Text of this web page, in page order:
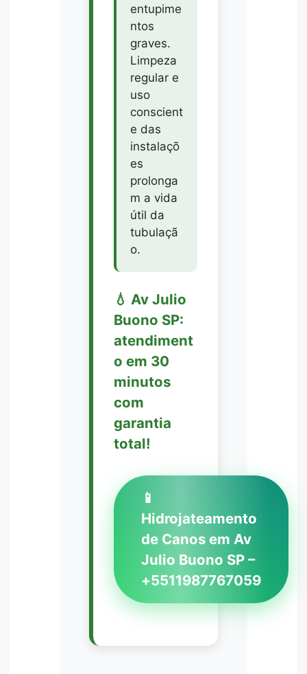
entupime
ntos
graves.
Limpeza
regular e
uso
conscient
e das
instalaçõ
es
prolonga
m a vida
útil da
tubulaçã
o.
💧 Av Julio
Buono SP:
atendiment
o em 30
minutos
com
garantia
total!
📱
Hidrojateamento
de Canos em Av
Julio Buono SP –
+5511987767059